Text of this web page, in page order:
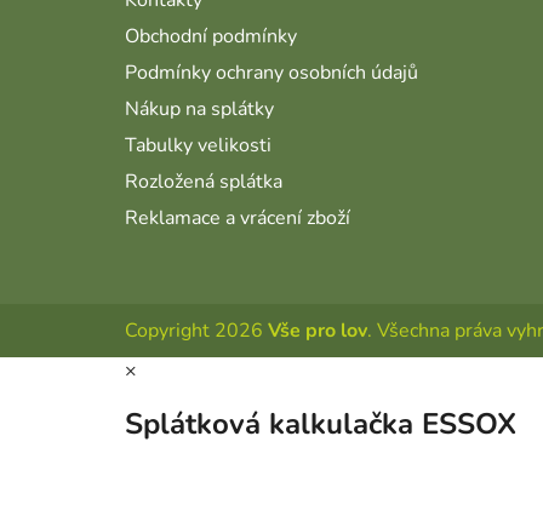
Obchodní podmínky
Podmínky ochrany osobních údajů
Nákup na splátky
Tabulky velikosti
Rozložená splátka
Reklamace a vrácení zboží
Copyright 2026 Vše pro lov. Všechna práva
×
Splátková kalkulačka ESSOX